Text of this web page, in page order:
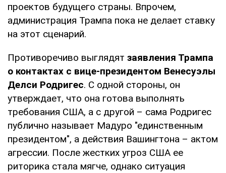
проектов будущего страны. Впрочем,
администрация Трампа пока не делает ставку
на этот сценарий.
Противоречиво выглядят заявления Трампа
о контактах с вице-президентом Венесуэлы
Делси Родригес. С одной стороны, он
утверждает, что она готова выполнять
требования США, а с другой – сама Родригес
публично называет Мадуро "единственным
президентом", а действия Вашингтона – актом
агрессии. После жестких угроз США ее
риторика стала мягче, однако ситуация